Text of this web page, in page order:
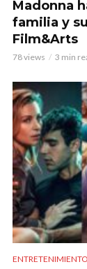
Madonna
familia y
Film&Arts
78 views 3 min
ENTRETENIMIENTO